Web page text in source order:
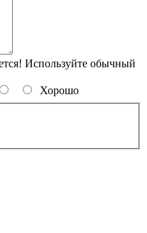
Используйте обычный
Хорошо